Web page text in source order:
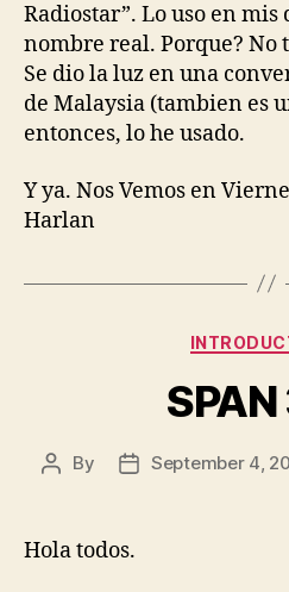
Radiostar”. Lo uso en
nombre real. Porque? No
Se dio la luz en una
de Malaysia (tambien es
entonces, lo he usado.
Y ya. Nos Vemos en
Harlan
Post
By
PostSeptember 4,
Hola todos.